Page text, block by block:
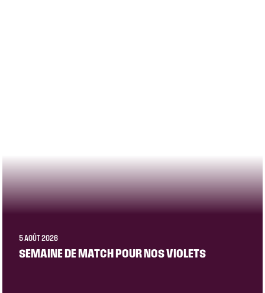
5 AOÛT 2026
SEMAINE DE MATCH POUR NOS VIOLETS